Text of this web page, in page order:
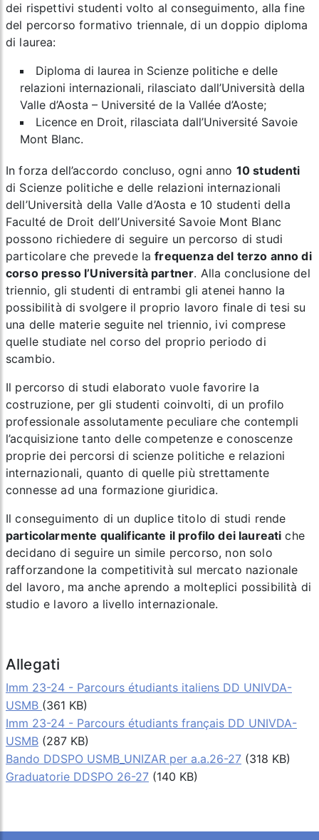
dei rispettivi studenti volto al conseguimento, alla fine
del percorso formativo triennale, di un doppio diploma
di laurea:
Diploma di laurea in Scienze politiche e delle
relazioni internazionali, rilasciato dall’Università della
Valle d’Aosta – Université de la Vallée d’Aoste;
Licence en Droit, rilasciata dall’Université Savoie
Mont Blanc.
In forza dell’accordo concluso, ogni anno 10 studenti
di Scienze politiche e delle relazioni internazionali
dell’Università della Valle d’Aosta e 10 studenti della
Faculté de Droit dell’Université Savoie Mont Blanc
possono richiedere di seguire un percorso di studi
particolare che prevede lafrequenza del terzo anno di
corso presso l’Università partner. Alla conclusione del
triennio, gli studenti di entrambi gli atenei hanno la
possibilità di svolgere il proprio lavoro finale di tesi su
una delle materie seguite nel triennio, ivi comprese
quelle studiate nel corso del proprio periodo di
scambio.
Il percorso di studi elaborato vuole favorire la
costruzione, per gli studenti coinvolti, di un profilo
professionale assolutamente peculiare che contempli
l’acquisizione tanto delle competenze e conoscenze
proprie dei percorsi di scienze politiche e relazioni
internazionali, quanto di quelle più strettamente
connesse ad una formazione giuridica.
Il conseguimento di un duplice titolo di studi rende
particolarmente qualificante il profilo dei laureati che
decidano di seguire un simile percorso, non solo
rafforzandone la competitività sul mercato nazionale
del lavoro, ma anche aprendo a molteplici possibilità di
studio e lavoro a livello internazionale.
Allegati
Imm 23-24 - Parcours étudiants italiens DD UNIVDA-
USMB (361 KB)
Imm 23-24 - Parcours étudiants français DD UNIVDA-
USMB (287 KB)
Bando DDSPO USMB_UNIZAR per a.a.26-27 (318 KB)
Graduatorie DDSPO 26-27 (140 KB)